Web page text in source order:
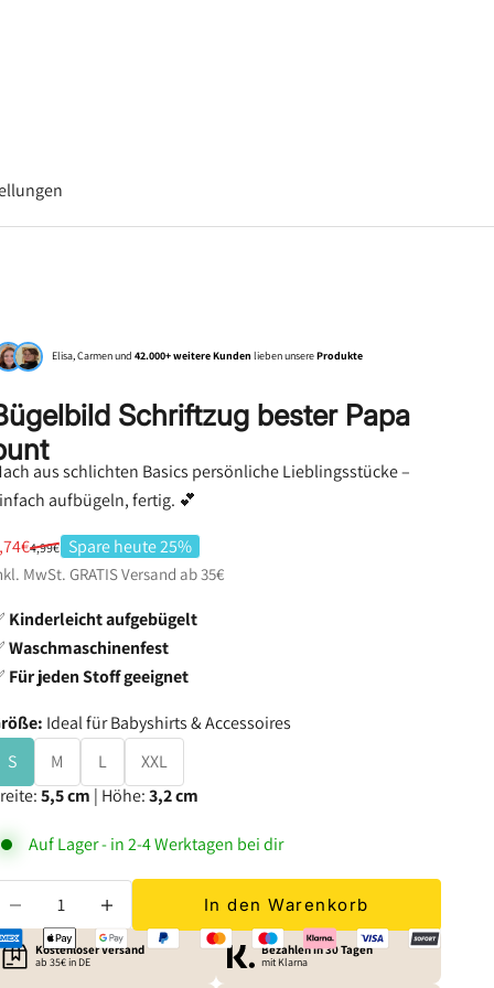
Elisa, Carmen und42.000+ weitere Kunden lieben unsereProdukte
Schriftzug bester Papa
aus schlichten Basics persönliche Lieblingsstücke –
aufbügeln, fertig. 💕
Regulärer Preis
4,99€ Spare heute 25%
MwSt. GRATISVersand ab 35€
Kinderleicht aufgebügelt
Waschmaschinenfest
Für jeden Stoff geeignet
Ideal für Babyshirts & Accessoires
S
M L
XXL
5,5 cm | Höhe:3,2 cm
Auf Lager - in 2-4 Werktagen bei dir
Anzahl verringern In den Warenkorb
Kostenloser Versand
ab 35€ in DE
Bezahlen in 30 Tagen
mit Klarna